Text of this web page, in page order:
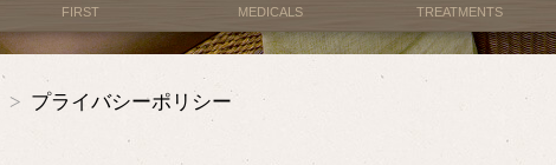
FIRST MEDICALS TREATMENTS
> プライバシーポリシー